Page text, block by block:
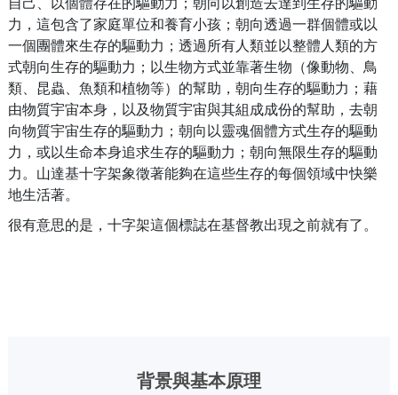
力，這包含了家庭單位和養育小孩；朝向透過一群個體或以
一個團體來生存的驅動力；透過所有人類並以整體人類的方
式朝向生存的驅動力；以生物方式並靠著生物（像動物、鳥
類、昆蟲、魚類和植物等）的幫助，朝向生存的驅動力；藉
由物質宇宙本身，以及物質宇宙與其組成成份的幫助，去朝
向物質宇宙生存的驅動力；朝向以靈魂個體方式生存的驅動
力，或以生命本身追求生存的驅動力；朝向無限生存的驅動
力。山達基十字架象徵著能夠在這些生存的每個領域中快樂
地生活著。
很有意思的是，十字架這個標誌在基督教出現之前就有了。
背景與基本原理